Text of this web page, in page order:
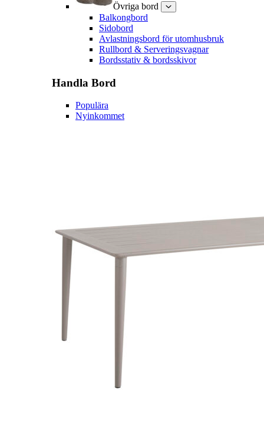
Övriga bord
Balkongbord
Sidobord
Avlastningsbord för utomhusbruk
Rullbord & Serveringsvagnar
Bordsstativ & bordsskivor
Handla Bord
Populära
Nyinkommet